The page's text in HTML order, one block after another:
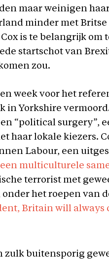
maar weinigen
minder met
is te belangrijk om
startschot van
zou.
week voor het
in Yorkshire
“political surgery”,
haar lokale kiezers.
Labour, een
multiculturele
terrorist met
het roepen van
Britain will always
zulk buitensporig